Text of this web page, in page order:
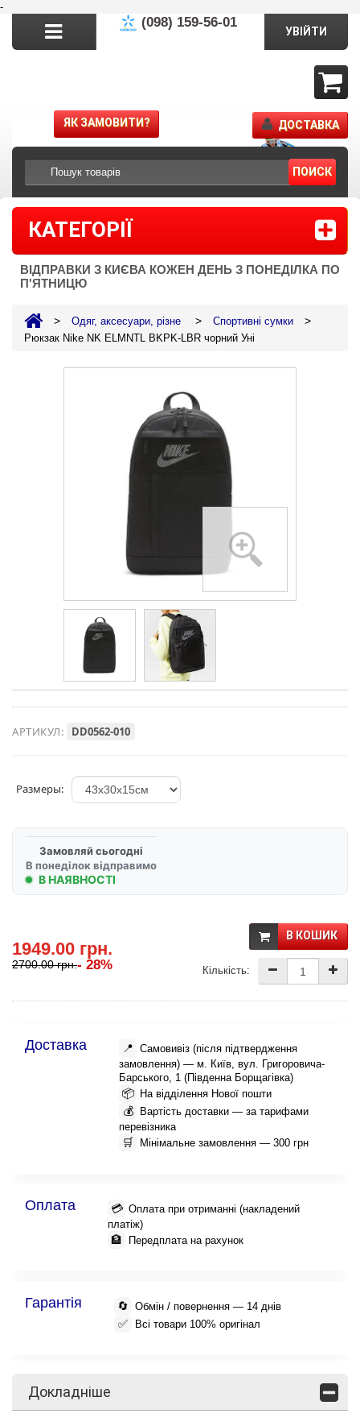
-
(098) 159-56-01
ПОИСК
УВІЙТИ
ЯК ЗАМОВИТИ? ДОСТАВКА
КАТЕГОРІЇ
ВІДПРАВКИ З КИЄВА КОЖЕН ДЕНЬ З ПОНЕДІЛКА ПО
П'ЯТНИЦЮ
> Одяг, аксесуари, різне > Спортивні сумки >
Рюкзак Nike NK ELMNTL BKPK-LBR чорний Уні
АРТИКУЛ: DD0562-010
Размеры:
Замовляй сьогодні
В понеділок відправимо
В НАЯВНОСТІ
1949.00 грн.
- 28%
2700.00 грн.
В КОШИК
Кількість:
Доставка 📍 Самовивіз (після підтвердження
замовлення) — м. Київ, вул. Григоровича-
Барського, 1 (Південна Борщагівка)
📦 На відділення Нової пошти
💰
Вартість доставки — за тарифами
перевізника
🛒 Мінімальне замовлення — 300 грн
Оплата 💳 Оплата при отриманні (накладений
платіж)
🏦 Передплата на рахунок
Гарантія 🔄 Обмін / повернення — 14 днів
✅ Всі товари 100% оригінал
Докладніше